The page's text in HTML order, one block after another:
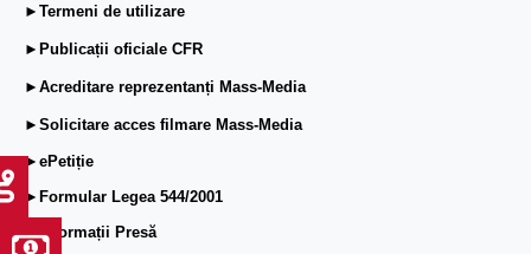
►Termeni de utilizare
►Publicații oficiale CFR
►Acreditare reprezentanți Mass-Media
►Solicitare acces filmare Mass-Media
►ePetiție
►Formular Legea 544/2001
►Informații Presă